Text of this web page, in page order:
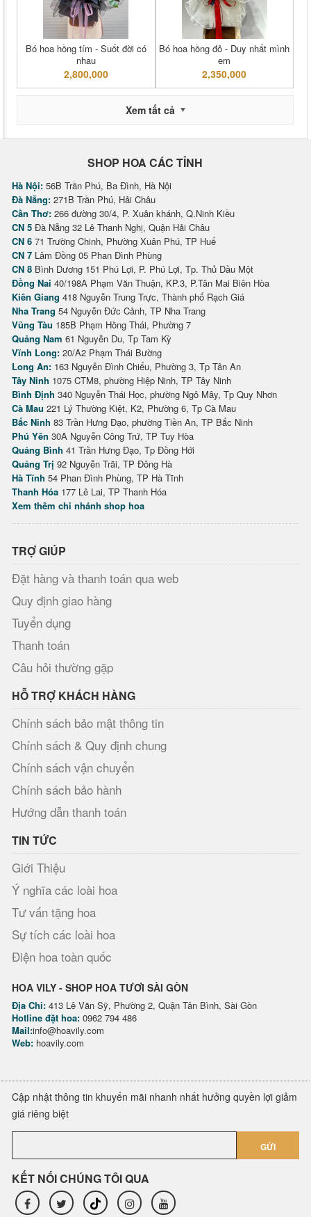
Bó hoa hồng tím - Suốt đời có
nhau
2,800,000
Bó hoa hồng đỏ - Duy nhất mình
em
2,350,000
Xem tất cả
SHOP HOA CÁC TỈNH
Hà Nội: 56B Trần Phú, Ba Đình, Hà Nội
Đà Nẵng: 271B Trần Phú, Hải Châu
Cần Thơ: 266 đường 30/4, P. Xuân khánh, Q.Ninh Kiều
CN 5 Đà Nẵng 32 Lê Thanh Nghị, Quận Hải Châu
CN 6 71 Trường Chinh, Phường Xuân Phú, TP Huế
CN 7 Lâm Đồng 05 Phan Đình Phùng
CN 8 Bình Dương 151 Phú Lợi, P. Phú Lợi, Tp. Thủ Dầu Một
Đồng Nai 40/198A Phạm Văn Thuận, KP.3, P.Tân Mai Biên Hòa
Kiên Giang 418 Nguyễn Trung Trực, Thành phố Rạch Giá
Nha Trang 54 Nguyễn Đức Cảnh, TP Nha Trang
Vũng Tàu 185B Phạm Hồng Thái, Phường 7
Quảng Nam 61 Nguyễn Du, Tp Tam Kỳ
Vĩnh Long: 20/A2 Phạm Thái Bường
Long An: 163 Nguyễn Đình Chiểu, Phường 3, Tp Tân An
Tây Ninh 1075 CTM8, phường Hiệp Ninh, TP Tây Ninh
Bình Định 340 Nguyễn Thái Học, phường Ngô Mây, Tp Quy Nhơn
Cà Mau 221 Lý Thường Kiệt, K2, Phường 6, Tp Cà Mau
Bắc Ninh 83 Trần Hưng Đạo, phường Tiền An, TP Bắc Ninh
Phú Yên 30A Nguyễn Công Trứ, TP Tuy Hòa
Quảng Bình 41 Trần Hưng Đạo, Tp Đồng Hới
Quảng Trị 92 Nguyễn Trãi, TP Đông Hà
Hà Tĩnh 54 Phan Đình Phùng, TP Hà Tĩnh
Thanh Hóa 177 Lê Lai, TP Thanh Hóa
Xem thêm chi nhánh shop hoa
TRỢ GIÚP
Đặt hàng và thanh toán qua web
Quy định giao hàng
Tuyển dụng
Thanh toán
Câu hỏi thường gặp
HỖ TRỢ KHÁCH HÀNG
Chính sách bảo mật thông tin
Chính sách & Quy định chung
Chính sách vận chuyển
Chính sách bảo hành
Hướng dẫn thanh toán
TIN TỨC
Giới Thiệu
Ý nghĩa các loài hoa
Tư vấn tặng hoa
Sự tích các loài hoa
Điện hoa toàn quốc
HOA VILY - SHOP HOA TƯƠI SÀI GÒN
Địa Chỉ: 413 Lê Văn Sỹ, Phường 2, Quận Tân Bình, Sài Gòn
Hotline đặt hoa: 0962 794 486
Mail:info@hoavily.com
Web: hoavily.com
Cập nhật thông tin khuyến mãi nhanh nhất hưởng quyền lợi giảm
giá riêng biệt
GỬI
KẾT NỐI CHÚNG TÔI QUA